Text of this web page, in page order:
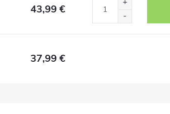
43,99 €
37,99 €